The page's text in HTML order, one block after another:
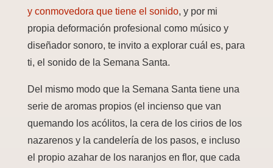
y conmovedora que tiene el sonido, y por mi
propia deformación profesional como músico y
diseñador sonoro, te invito a explorar cuál es, para
ti, el sonido de la Semana Santa.
Del mismo modo que la Semana Santa tiene una
serie de aromas propios (el incienso que van
quemando los acólitos, la cera de los cirios de los
nazarenos y la candelería de los pasos, e incluso
el propio azahar de los naranjos en flor, que cada